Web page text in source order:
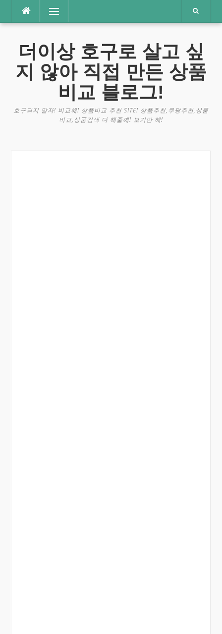
츠
메뉴
더이상 호구로 살고 싶
지 않아 직접 만든 상품
비교 블로그!
호구되지 말자! 비교해! 상품비교 추천 SITE! 상품추천,쿠팡추천,상품
비교,상품검색 다 해줄께! 보기만 해!